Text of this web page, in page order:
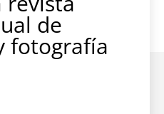
de
fotografía